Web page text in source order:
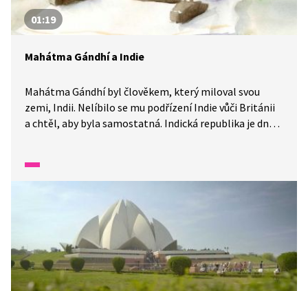
01:19
Mahátma Gándhí a Indie
Mahátma Gándhí byl člověkem, který miloval svou
zemi, Indii. Nelíbilo se mu podřízení Indie vůči Británii
a chtěl, aby byla samostatná. Indická republika je dnes